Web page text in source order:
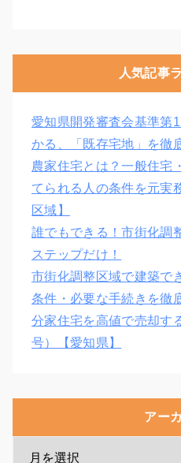
人気記事
愛知県開発審査会基準第
かる、「既存宅地」を徹
農家住宅とは？一般住宅
てられる人の条件を元実
区域】
誰でもできる！市街化調
ステップだけ！
市街化調整区域で建築で
条件・必要な手続きを徹
分家住宅を高値で売却す
号）【愛知県】
アー